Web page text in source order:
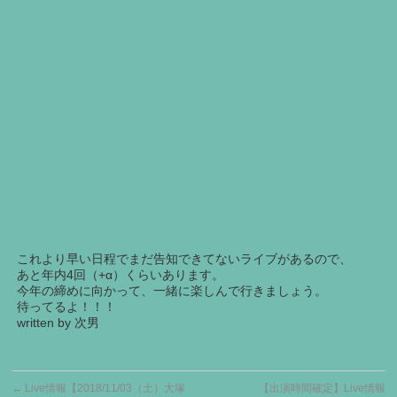
これより早い日程でまだ告知できてないライブがあるので、
あと年内4回（+α）くらいあります。
今年の締めに向かって、一緒に楽しんで行きましょう。
待ってるよ！！！
written by 次男
← Live情報【2018/11/03（土）大塚
【出演時間確定】Live情報